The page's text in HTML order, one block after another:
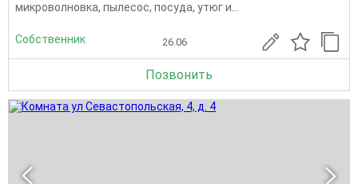
микроволновка, пылесос, посуда, утюг и...
Собственник 26.06
Позвонить